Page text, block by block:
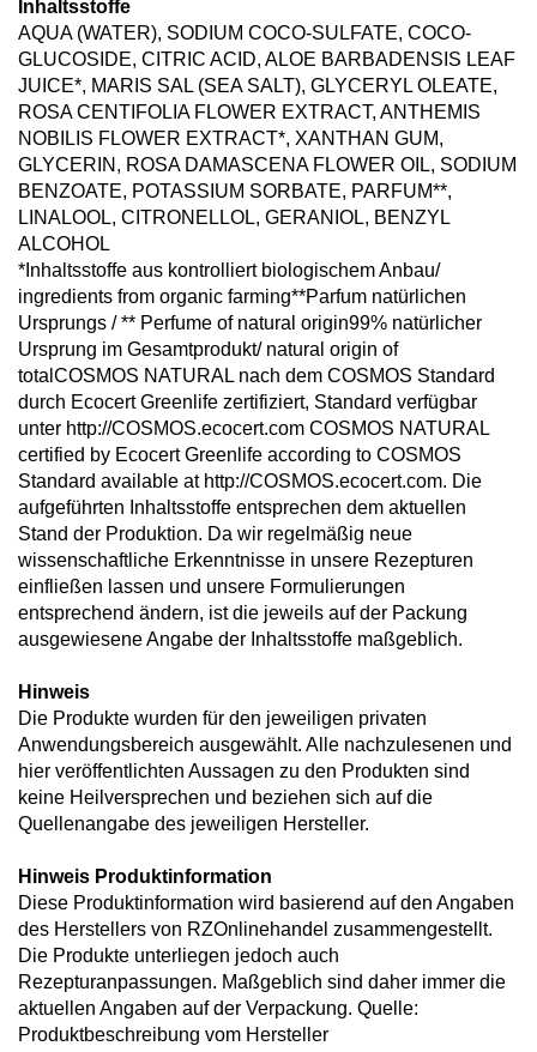
Inhaltsstoffe
AQUA (WATER), SODIUM COCO-SULFATE, COCO-
GLUCOSIDE, CITRIC ACID, ALOE BARBADENSIS LEAF
JUICE*, MARIS SAL (SEA SALT), GLYCERYL OLEATE,
ROSA CENTIFOLIA FLOWER EXTRACT, ANTHEMIS
NOBILIS FLOWER EXTRACT*, XANTHAN GUM,
GLYCERIN, ROSA DAMASCENA FLOWER OIL, SODIUM
BENZOATE, POTASSIUM SORBATE, PARFUM**,
LINALOOL, CITRONELLOL, GERANIOL, BENZYL
ALCOHOL
*Inhaltsstoffe aus kontrolliert biologischem Anbau/
ingredients from organic farming**Parfum natürlichen
Ursprungs / ** Perfume of natural origin99% natürlicher
Ursprung im Gesamtprodukt/ natural origin of
totalCOSMOS NATURAL nach dem COSMOS Standard
durch Ecocert Greenlife zertifiziert, Standard verfügbar
unter http://COSMOS.ecocert.com COSMOS NATURAL
certified by Ecocert Greenlife according to COSMOS
Standard available at http://COSMOS.ecocert.com. Die
aufgeführten Inhaltsstoffe entsprechen dem aktuellen
Stand der Produktion. Da wir regelmäßig neue
wissenschaftliche Erkenntnisse in unsere Rezepturen
einfließen lassen und unsere Formulierungen
entsprechend ändern, ist die jeweils auf der Packung
ausgewiesene Angabe der Inhaltsstoffe maßgeblich.
Hinweis
Die Produkte wurden für den jeweiligen privaten
Anwendungsbereich ausgewählt. Alle nachzulesenen und
hier veröffentlichten Aussagen zu den Produkten sind
keine Heilversprechen und beziehen sich auf die
Quellenangabe des jeweiligen Hersteller.
Hinweis Produktinformation
Diese Produktinformation wird basierend auf den Angaben
des Herstellers von RZOnlinehandel zusammengestellt.
Die Produkte unterliegen jedoch auch
Rezepturanpassungen. Maßgeblich sind daher immer die
aktuellen Angaben auf der Verpackung. Quelle:
Produktbeschreibung vom Hersteller